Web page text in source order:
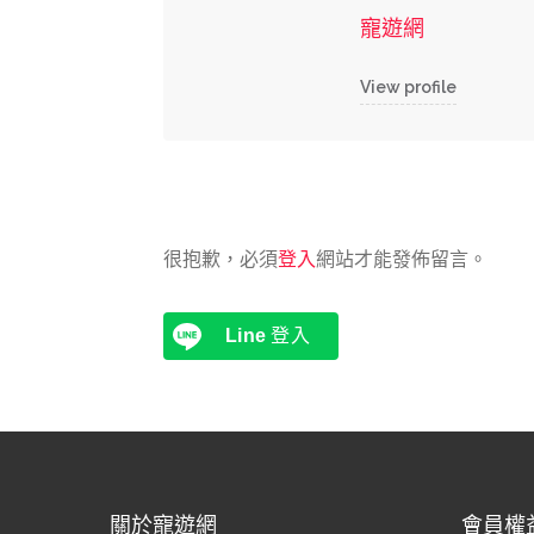
寵遊網
View profile
很抱歉，必須登入網站才能發佈留言。
Line 登入
關於寵遊網 會員權